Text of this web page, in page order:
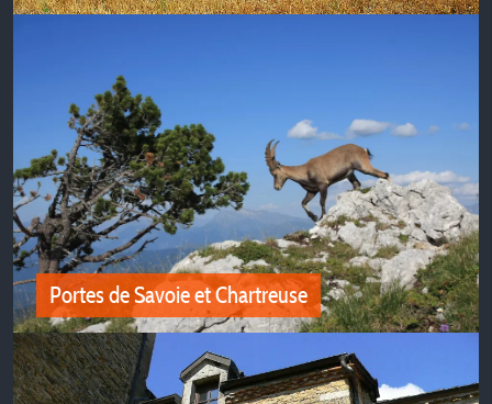
Oisans et Belledonne
Découvrez tous nos bons plans en camping entre
Oisans et Belledonne
Portes de Savoie et Chartreuse